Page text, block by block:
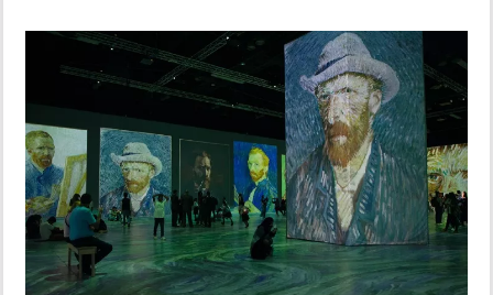
POLÍTICA
SHOW
DEPORTES
MUNDO